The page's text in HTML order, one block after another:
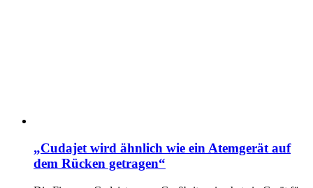
„Cudajet wird ähnlich wie ein Atemgerät auf
dem Rücken getragen“